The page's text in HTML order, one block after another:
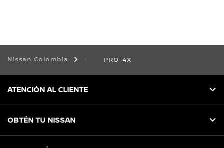
Nissan Colombia PRO-4X
ATENCIÓN AL CLIENTE
OBTÉN TU NISSAN